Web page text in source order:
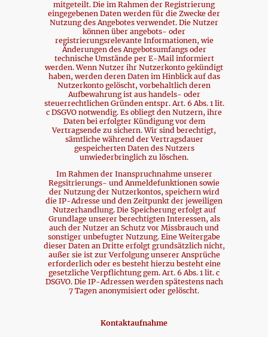
mitgeteilt. Die im Rahmen der Registrierung
eingegebenen Daten werden für die Zwecke der
Nutzung des Angebotes verwendet. Die Nutzer
können über angebots- oder
registrierungsrelevante Informationen, wie
Änderungen des Angebotsumfangs oder
technische Umstände per E-Mail informiert
werden. Wenn Nutzer ihr Nutzerkonto gekündigt
haben, werden deren Daten im Hinblick auf das
Nutzerkonto gelöscht, vorbehaltlich deren
Aufbewahrung ist aus handels- oder
steuerrechtlichen Gründen entspr. Art. 6 Abs. 1 lit.
c DSGVO notwendig. Es obliegt den Nutzern, ihre
Daten bei erfolgter Kündigung vor dem
Vertragsende zu sichern. Wir sind berechtigt,
sämtliche während der Vertragsdauer
gespeicherten Daten des Nutzers
unwiederbringlich zu löschen.
Im Rahmen der Inanspruchnahme unserer
Regsitrierungs- und Anmeldefunktionen sowie
der Nutzung der Nutzerkontos, speichern wird
die IP-Adresse und den Zeitpunkt der jeweiligen
Nutzerhandlung. Die Speicherung erfolgt auf
Grundlage unserer berechtigten Interessen, als
auch der Nutzer an Schutz vor Missbrauch und
sonstiger unbefugter Nutzung. Eine Weitergabe
dieser Daten an Dritte erfolgt grundsätzlich nicht,
außer sie ist zur Verfolgung unserer Ansprüche
erforderlich oder es besteht hierzu besteht eine
gesetzliche Verpflichtung gem. Art. 6 Abs. 1 lit. c
DSGVO. Die IP-Adressen werden spätestens nach
7 Tagen anonymisiert oder gelöscht.
Kontaktaufnahme